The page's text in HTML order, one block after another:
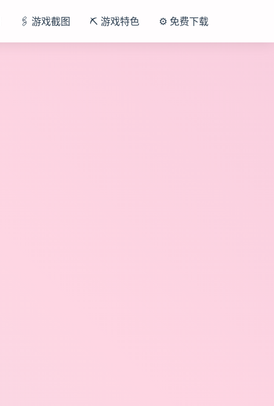
🖇️ 游戏截图 ⛏️ 游戏特色 ⚙️ 免费下载